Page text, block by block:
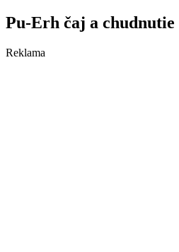
Pu-Erh čaj a chudnutie
Reklama